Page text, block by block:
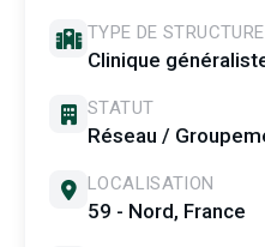
TYPE DE STRUCTURE
Clinique
STATUT
Réseau /
LOCALISATION
59 - Nord, France